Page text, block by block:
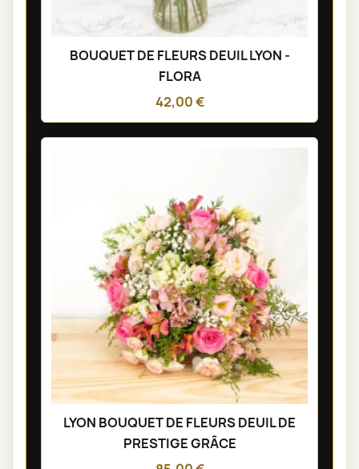
BOUQUET DE FLEURS DEUIL LYON -
FLORA
42,00 €
LYON BOUQUET DE FLEURS DEUIL DE
PRESTIGE GRÂCE